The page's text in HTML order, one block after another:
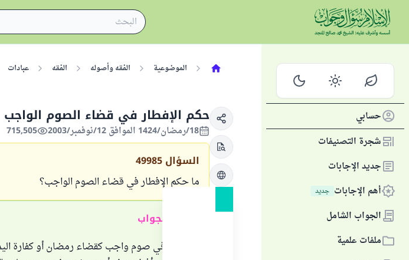
حسابي
شجرة التصنيفات
جديد الإجابات
أهم الإجابات جديد
الجواب الشامل
ملفات علمية
الموضوعية الفقه وأصوله الفقه عبادات
حكم الإفطار في قضاء الصوم الواجب
18/رمضان/1424 الموافق 12/نوفمبر/2003 715,505
السؤال 49985
ما حكم الإفطار في قضاء الصوم الواجب؟
ملخص الجواب
من شرع في صوم واجب كقضاء رمضان أو كفارة